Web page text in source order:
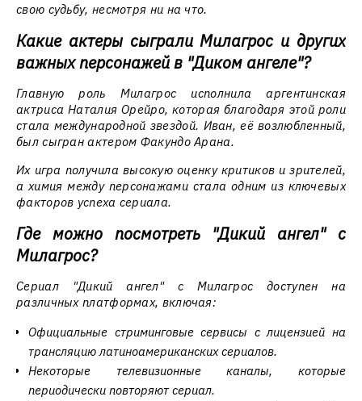
свою судьбу, несмотря ни на что.
Какие актеры сыграли Милагрос и других
важных персонажей в "Диком ангеле"?
Главную роль Милагрос исполнила аргентинская
актриса Наталия Орейро, которая благодаря этой роли
стала международной звездой. Иван, её возлюбленный,
был сыгран актером Факундо Арана.
Их игра получила высокую оценку критиков и зрителей,
а химия между персонажами стала одним из ключевых
факторов успеха сериала.
Где можно посмотреть "Дикий ангел" с
Милагрос?
Сериал "Дикий ангел" с Милагрос доступен на
различных платформах, включая:
Официальные стриминговые сервисы с лицензией на
трансляцию латиноамериканских сериалов.
Некоторые телевизионные каналы, которые
периодически повторяют сериал.